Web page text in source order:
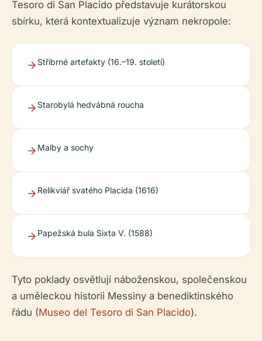
Tesoro di San Placido představuje kurátorskou
sbírku, která kontextualizuje význam nekropole:
Stříbrné artefakty (16.–19. století)
Starobylá hedvábná roucha
Malby a sochy
Relikviář svatého Placida (1616)
Papežská bula Sixta V. (1588)
Tyto poklady osvětlují náboženskou, společenskou
a uměleckou historii Messiny a benediktinského
řádu (Museo del Tesoro di San Placido).